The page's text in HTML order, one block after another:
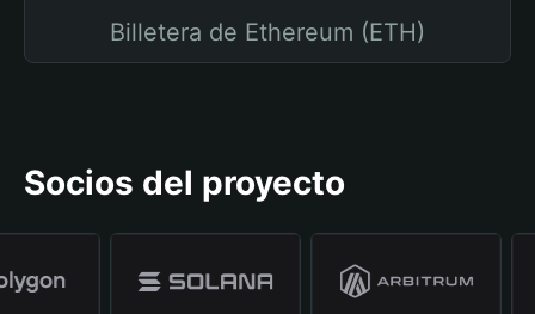
Billetera de Ethereum (ETH)
Socios del proyecto